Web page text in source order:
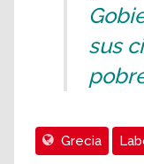
sus
Grecia